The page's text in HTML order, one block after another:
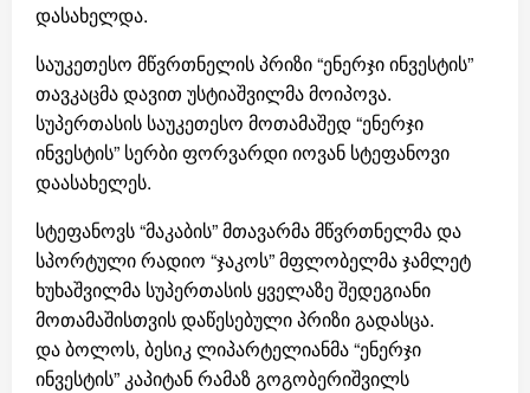
დასახელდა.
საუკეთესო მწვრთნელის პრიზი “ენერჯი ინვესტის”
თავკაცმა დავით უსტიაშვილმა მოიპოვა.
სუპერთასის საუკეთესო მოთამაშედ “ენერჯი
ინვესტის” სერბი ფორვარდი იოვან სტეფანოვი
დაასახელეს.
სტეფანოვს “მაკაბის” მთავარმა მწვრთნელმა და
სპორტული რადიო “ჯაკოს” მფლობელმა ჯამლეტ
ხუხაშვილმა სუპერთასის ყველაზე შედეგიანი
მოთამაშისთვის დაწესებული პრიზი გადასცა.
და ბოლოს, ბესიკ ლიპარტელიანმა “ენერჯი
ინვესტის” კაპიტან რამაზ გოგობერიშვილს